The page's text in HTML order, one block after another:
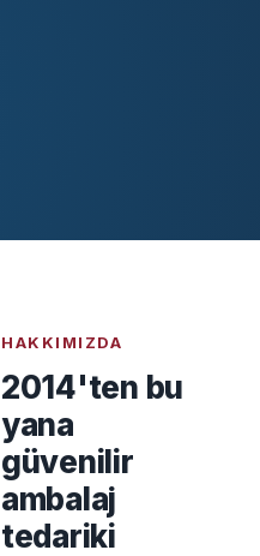
HAKKIMIZDA
2014'ten bu
yana
güvenilir
ambalaj
tedariki